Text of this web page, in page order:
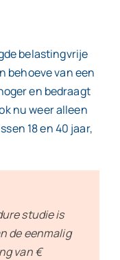
belastingvrije
behoeve van een
en bedraagt
nu weer alleen
18 en 40 jaar,
studie is
de eenmalig
van €